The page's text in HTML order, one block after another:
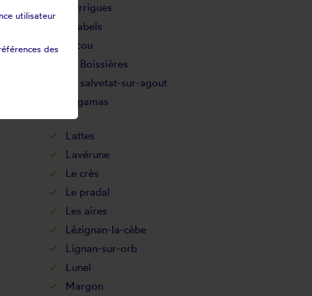
Garrigues
Grabels
Jacou
La Boissières
La salvetat-sur-agout
Lagamas
Lattes
Lavérune
Le crès
Le pradal
Les aires
Lézignan-la-cèbe
Lignan-sur-orb
Lunel
Margon
utilisateur
des